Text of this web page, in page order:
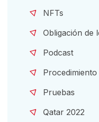
NFTs
Obligación de
Podcast
Procedimiento
Pruebas
Qatar 2022